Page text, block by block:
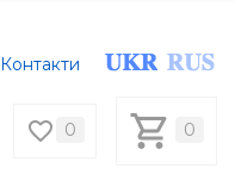
Контакти
0 0